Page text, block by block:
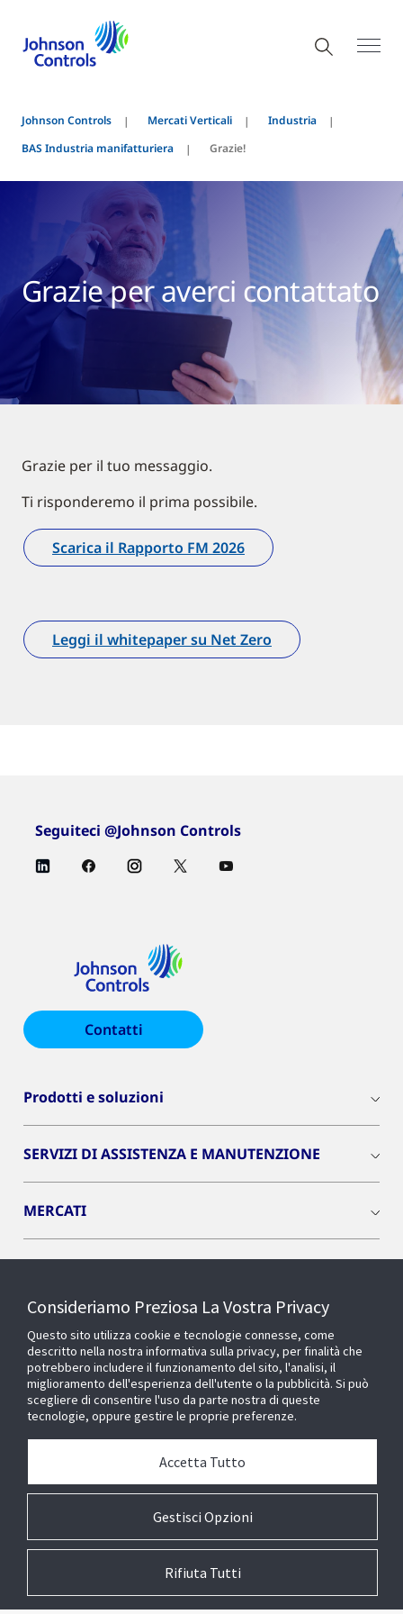
Johnson Controls Mercati Verticali
Industria
BAS Industria manifatturiera
Grazie!
Grazie per averci contattato
Grazie per il tuo messaggio.
Ti risponderemo il prima possibile.
Scarica il Rapporto FM 2026
Leggi il whitepaper su Net Zero
Seguiteci @Johnson Controls
Contatti
Prodotti e soluzioni
SERVIZI DI ASSISTENZA E MANUTENZIONE
MERCATI
OPENBLUE
SMART BUILDINGS
Chi siamo
Consideriamo Preziosa La Vostra Privacy
Questo sito utilizza cookie e tecnologie connesse, come
descritto nella nostra informativa sulla privacy, per finalità che
potrebbero includere il funzionamento del sito, l'analisi, il
miglioramento dell'esperienza dell'utente o la pubblicità. Si può
scegliere di consentire l'uso da parte nostra di queste
tecnologie, oppure gestire le proprie preferenze.
Gestisci Opzioni
Accetta Tutto
Rifiuta Tutti